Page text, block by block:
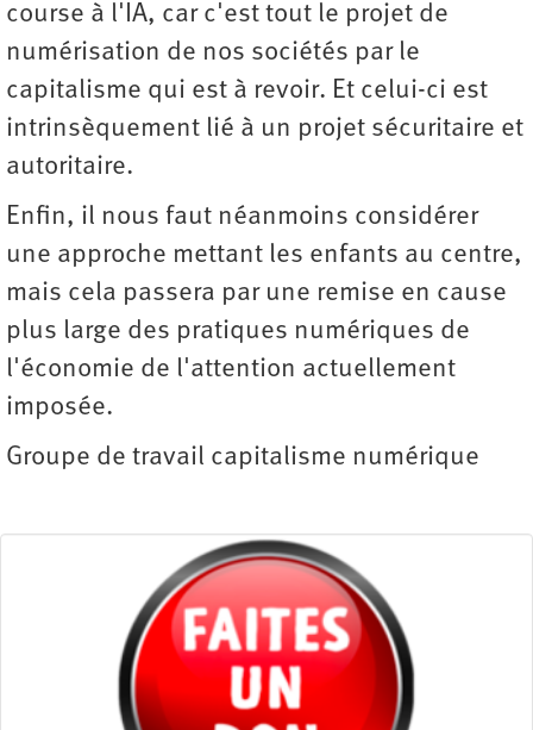
course à l'IA, car c'est tout le projet de
numérisation de nos sociétés par le
capitalisme qui est à revoir. Et celui-ci est
intrinsèquement lié à un projet sécuritaire et
autoritaire.
Enfin, il nous faut néanmoins considérer
une approche mettant les enfants au centre,
mais cela passera par une remise en cause
plus large des pratiques numériques de
l'économie de l'attention actuellement
imposée.
Groupe de travail capitalisme numérique